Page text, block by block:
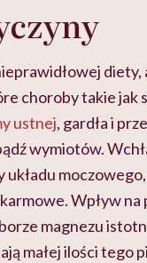
diety,
choroby takie jak
ustnej, gardła i
wymiotów.
Wpływ
magnezu
małej ilości tego